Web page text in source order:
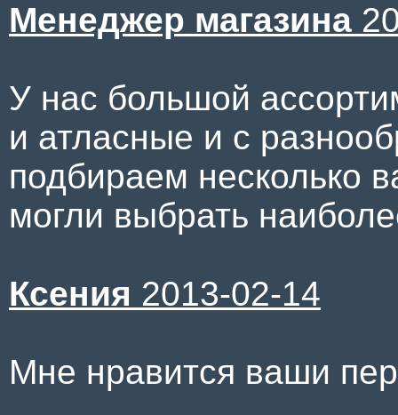
Менеджер магазина
У нас большой
и атласные и с
подбираем несколько
могли выбрать
Ксения 2013-02-14
Мне нравится ваши